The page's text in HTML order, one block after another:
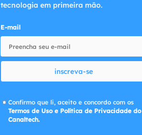
tecnologia em primeira mão.
E-mail
inscreva-se
Confirmo que li, aceito e concordo com os
Termos de Uso e Política de Privacidade do
Canaltech.